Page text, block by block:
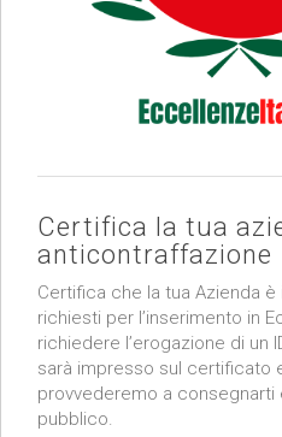
Certifica la tua
anticontraffazione
Certifica che la tua Azienda
richiesti per l’inserimento in
richiedere l’erogazione di un
sarà impresso sul certificato
provvederemo a consegnarti
pubblico.